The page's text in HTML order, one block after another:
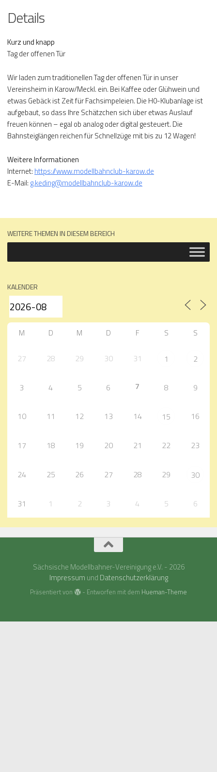
Details
Kurz und knapp
Tag der offenen Tür
Wir laden zum traditionellen Tag der offenen Tür in unser
Vereinsheim in Karow/Meckl. ein. Bei Kaffee oder Glühwein und
etwas Gebäck ist Zeit für Fachsimpeleien. Die H0-Klubanlage ist
aufgebaut, so dass Ihre Schätzchen sich über etwas Auslauf
freuen können – egal ob analog oder digital gesteuert. Die
Bahnsteiglängen reichen für Schnellzüge mit bis zu 12 Wagen!
Weitere Informationen
Internet: https://www.modellbahnclub-karow.de
E-Mail: g.keding@modellbahnclub-karow.de
WEITERE THEMEN IN DIESEM BEREICH
KALENDER
M D M D F S S
27 28 29 30 31 1 2
3 4 5 6 7 8 9
10 11 12 13 14 15 16
17 18 19 20 21 22 23
24 25 26 27 28 29 30
31 1 2 3 4 5 6
Sächsische Modellbahner-Vereinigung e.V. - 2026
Impressum und Datenschutzerklärung
Präsentiert von - Entworfen mit dem Hueman-Theme